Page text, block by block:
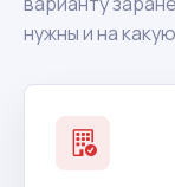
нужны и на